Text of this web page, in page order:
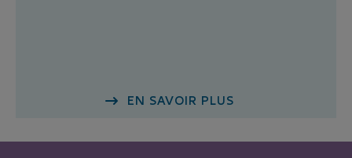
EN SAVOIR PLUS